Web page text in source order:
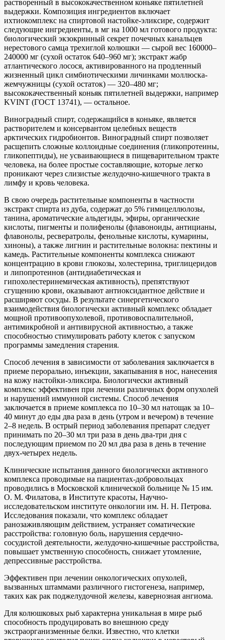
растворенный в высококачественном коньяке пятилетней
выдержки. Композиция ингредиентов включает
ихтиокомплекс на спиртовой настойке-эликсире, содержит
следующие ингредиенты, в мг на 1000 мл готового продукта:
биологический экзокринный секрет почечных канальцев
нерестового самца трехиглой колюшки — сырой вес 160000–
240000 мг (сухой остаток 640–960 мг); экстракт жабр
атлантического лосося, активированного на продленный
жизненный цикл симбиотическими личинками моллюска-
жемчужницы (сухой остаток) — 320–480 мг;
высококачественный коньяк пятилетней выдержки, например
KVINT (ГОСТ 13741), — остальное.
Виноградный спирт, содержащийся в коньяке, является
растворителем и консервантом целебных веществ
арктических гидробионтов. Виноградный спирт позволяет
расщепить сложные коллоидные соединения (гликопротеины,
гликопептиды), не усваивающиеся в пищеварительном тракте
человека, на более простые составляющие, которые легко
проникают через слизистые желудочно-кишечного тракта в
лимфу и кровь человека.
В свою очередь растительные компоненты в частности
экстракт спирта из дуба, содержат до 5% гимицеллюлозы,
танина, ароматические альдегиды, эфиры, органические
кислоты, пигменты и полифенолы (флавоноиды, антицианы,
флавонолы, ресвератролы, фенольные кислоты, кумарины,
хиноны), а также лигнин и растительные волокна: пектины и
камедь. Растительные компоненты комплекса снижают
концентрацию в крови глюкозы, холестерина, триглицеридов
и липопротеинов (антидиабетическая и
гипохолестеринемическая активность), препятствуют
сгущению крови, оказывают антиоксидантное действие и
расширяют сосуды. В результате синергетического
взаимодействия биологически активный комплекс обладает
мощной противоопухолевой, противовоспалительной,
антимикробной и антивирусной активностью, а также
способностью стимулировать работу клеток с запуском
программы замедления старения.
Способ лечения в зависимости от заболевания заключается в
приеме перорально, инъекции, закапывания в нос, нанесения
на кожу настойки-эликсира. Биологически активный
комплекс эффективен при лечении различных форм опухолей
и нарушений иммунной системы. Способ лечения
заключается в приеме комплекса по 10–30 мл натощак за 10–
40 минут до еды два раза в день (утром и вечером) в течение
2–8 недель. В острый период заболевания препарат следует
принимать по 20–30 мл три раза в день два-три дня с
последующим приемом по 20 мл два раза в день в течение
двух-четырех недель.
Клинические испытания данного биологически активного
комплекса проводимые на пациентах-добровольцах
проводились в Московской клинической больнице № 15 им.
О. М. Филатова, в Институте красоты, Научно-
исследовательском институте онкологии им. Н. Н. Петрова.
Исследования показали, что комплекс обладает
ранозаживляющим действием, устраняет соматические
расстройства: головную боль, нарушения сердечно-
сосудистой деятельности, желудочно-кишечные расстройства,
повышает умственную способность, снижает утомление,
депрессивные расстройства.
Эффективен при лечении онкологических опухолей,
вызванных штаммами различного гистогенеза, например,
таких как рак поджелудочной железы, кавернозная ангиома.
Для колюшковых рыб характерна уникальная в мире рыб
способность продуцировать во внешнюю среду
экстраорганизменные белки. Известно, что клетки